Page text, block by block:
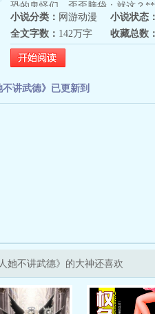
恐的鬼怪们，歪歪脑袋：就这？
（剧情为主，感情为辅，女主飒
小说分类： 网游动漫 小说状态：
全文字数： 142万字 收藏总数：
不讲武德》已更新到
她不讲武德》的大神还喜欢